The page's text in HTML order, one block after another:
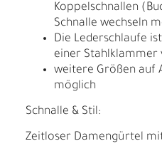
Koppelschnallen
Schnalle wechseln
Die Lederschlaufe
einer Stahlklammer
weitere Größen auf
möglich
Schnalle & Stil:
Zeitloser Damengürtel